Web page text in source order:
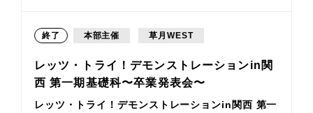
終了 本部主催 草月WEST
レッツ・トライ！デモンストレーションin関
西 第一期基礎科〜卒業発表会〜
レッツ・トライ！デモンストレーションin関西 第一